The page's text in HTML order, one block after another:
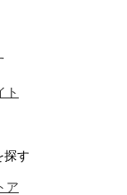
ト
探す
ア